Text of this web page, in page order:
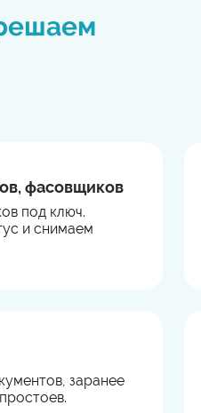
фасовщиков
под ключ.
и снимаем
заранее